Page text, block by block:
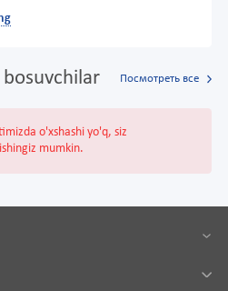
Посмотреть все
o'xshashi yo'q, siz
mumkin.